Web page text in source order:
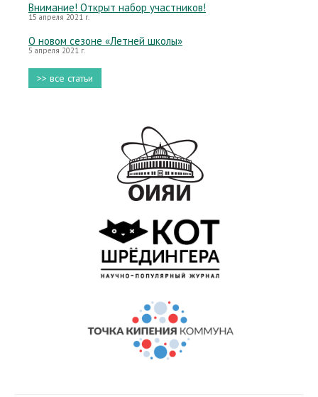
Внимание! Открыт набор участников!
15 апреля 2021 г.
О новом сезоне «Летней школы»
5 апреля 2021 г.
>> все статьи